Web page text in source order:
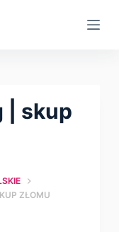
| skup
ZŁOMU